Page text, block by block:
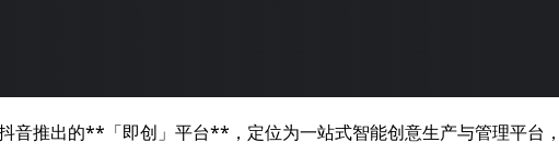
音推出的**「即创」平台**，定位为一站式智能创意生产与管理平台